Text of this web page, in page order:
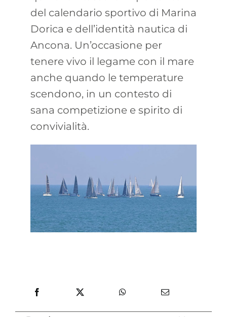
del calendario sportivo di Marina
Dorica e dell’identità nautica di
Ancona. Un’occasione per
tenere vivo il legame con il mare
anche quando le temperature
scendono, in un contesto di
sana competizione e spirito di
convivialità.